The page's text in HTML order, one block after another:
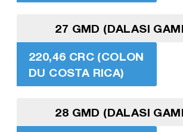
27 GMD (DALASI
220,46 CRC (COLON
DU COSTA RICA)
28 GMD (DALASI